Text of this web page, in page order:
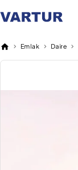
Emlak Daire